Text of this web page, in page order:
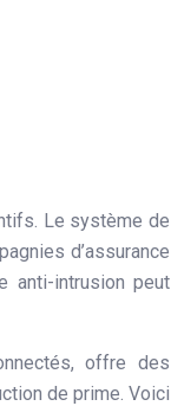
Le système de
d’assurance
anti-intrusion peut
offre des
de prime. Voici